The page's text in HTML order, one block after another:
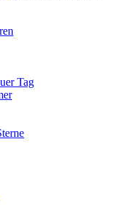
Tag